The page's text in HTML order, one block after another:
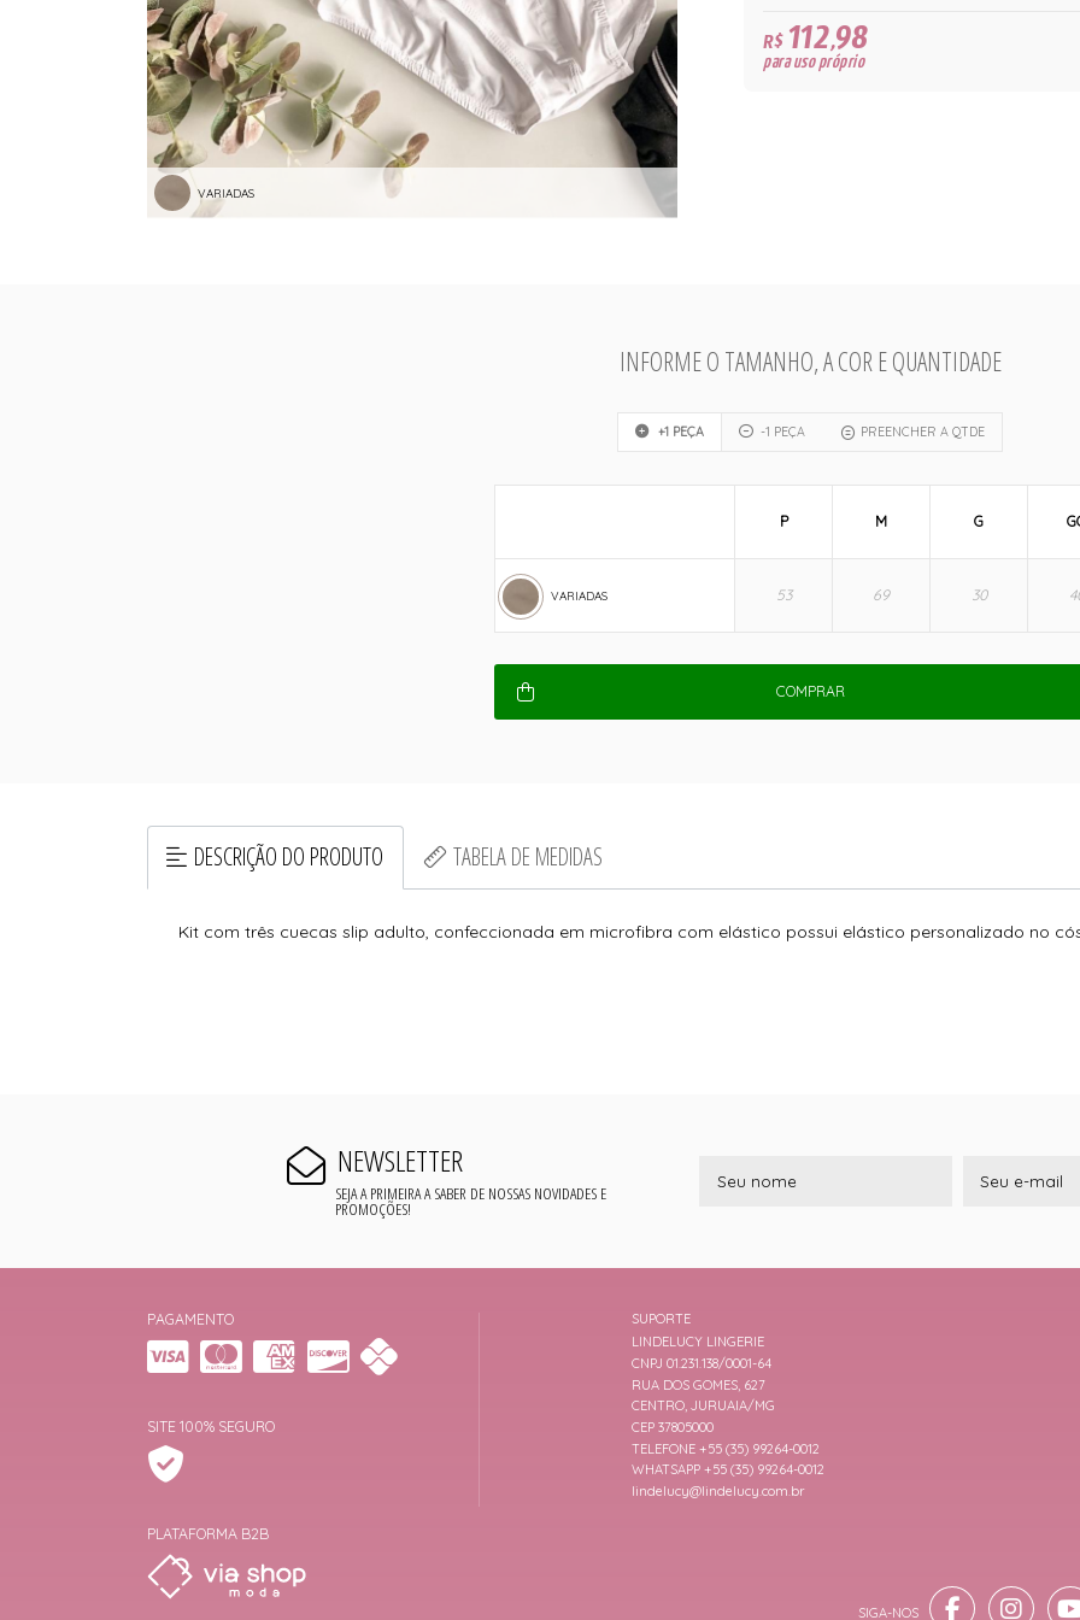
VARIADAS
R$112,98
para uso próprio
INFORME O TAMANHO, A COR E QUANTIDADE
+1 PEÇA -1 PEÇA PREENCHER A QTDE
VARIADAS
P M G
COMPRAR
DESCRIÇÃO DO PRODUTO TABELA DE MEDIDAS
Kit com três cuecas slip adulto, confeccionada em microfibra com elástico possui elástico personalizado no
NEWSLETTER
SEJA A PRIMEIRA A SABER DE NOSSAS NOVIDADES E
PROMOÇÕES!
PAGAMENTO
SITE 100% SEGURO
PLATAFORMA B2B
SUPORTE
LINDELUCY LINGERIE
CNPJ 01.231.138/0001-64
RUA DOS GOMES, 627
CENTRO, JURUAIA/MG
CEP 37805000
TELEFONE +55 (35) 99264-0012
WHATSAPP +55 (35) 99264-0012
lindelucy@lindelucy.com.br